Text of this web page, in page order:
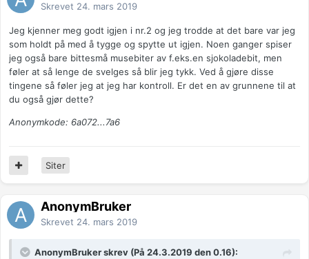
Skrevet 24. mars 2019
Jeg kjenner meg godt igjen i nr.2 og jeg trodde at det bare var jeg
som holdt på med å tygge og spytte ut igjen. Noen ganger spiser
jeg også bare bittesmå musebiter av f.eks.en sjokoladebit, men
føler at så lenge de svelges så blir jeg tykk. Ved å gjøre disse
tingene så føler jeg at jeg har kontroll. Er det en av grunnene til at
du også gjør dette?
Anonymkode: 6a072...7a6
Siter
AnonymBruker
Skrevet 24. mars 2019
AnonymBruker skrev (På 24.3.2019 den 0.16):